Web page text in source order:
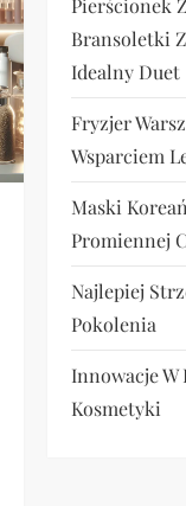
Pierścionek
Bransoletki
Idealny Duet
Fryzjer
Wsparciem
Maski
Promiennej
Najlepiej
Pokolenia
Innowacje
Kosmetyki